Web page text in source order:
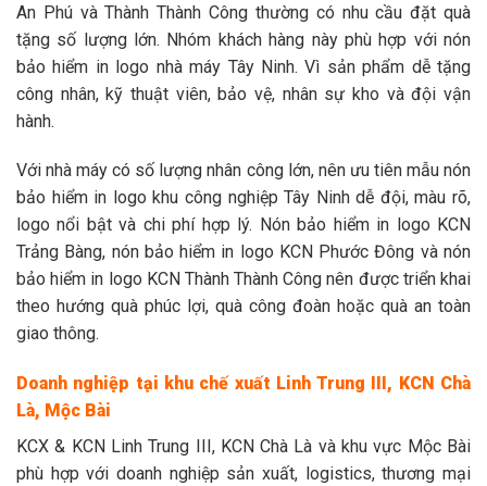
An Phú và Thành Thành Công thường có nhu cầu đặt quà
tặng số lượng lớn. Nhóm khách hàng này phù hợp với nón
bảo hiểm in logo nhà máy Tây Ninh. Vì sản phẩm dễ tặng
công nhân, kỹ thuật viên, bảo vệ, nhân sự kho và đội vận
hành.
Với nhà máy có số lượng nhân công lớn, nên ưu tiên mẫu nón
bảo hiểm in logo khu công nghiệp Tây Ninh dễ đội, màu rõ,
logo nổi bật và chi phí hợp lý. Nón bảo hiểm in logo KCN
Trảng Bàng, nón bảo hiểm in logo KCN Phước Đông và nón
bảo hiểm in logo KCN Thành Thành Công nên được triển khai
theo hướng quà phúc lợi, quà công đoàn hoặc quà an toàn
giao thông.
Doanh nghiệp tại khu chế xuất Linh Trung III, KCN Chà
Là, Mộc Bài
KCX & KCN Linh Trung III, KCN Chà Là và khu vực Mộc Bài
phù hợp với doanh nghiệp sản xuất, logistics, thương mại